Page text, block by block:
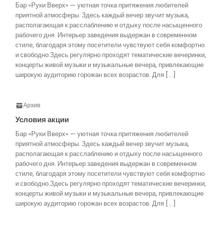
Бар «Руки Вверх» — уютная точка притяжения любителей
приятной атмосферы. Здесь каждый вечер звучит музыка,
располагающая к расслаблению и отдыху после насыщенного
рабочего дня. Интерьер заведения выдержан в современном
стиле, благодаря этому посетители чувствуют себя комфортно
и свободно.Здесь регулярно проходят тематические вечеринки,
концерты живой музыки и музыкальные вечера, привлекающие
широкую аудиторию горожан всех возрастов. Для […]
Архив
Условия акции
Бар «Руки Вверх» — уютная точка притяжения любителей
приятной атмосферы. Здесь каждый вечер звучит музыка,
располагающая к расслаблению и отдыху после насыщенного
рабочего дня. Интерьер заведения выдержан в современном
стиле, благодаря этому посетители чувствуют себя комфортно
и свободно.Здесь регулярно проходят тематические вечеринки,
концерты живой музыки и музыкальные вечера, привлекающие
широкую аудиторию горожан всех возрастов. Для […]